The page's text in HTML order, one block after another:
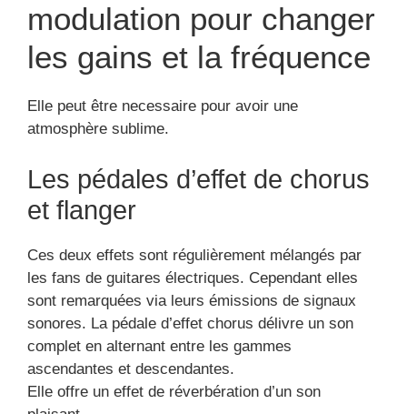
modulation pour changer
les gains et la fréquence
Elle peut être necessaire pour avoir une
atmosphère sublime.
Les pédales d’effet de chorus
et flanger
Ces deux effets sont régulièrement mélangés par
les fans de guitares électriques. Cependant elles
sont remarquées via leurs émissions de signaux
sonores. La pédale d’effet chorus délivre un son
complet en alternant entre les gammes
ascendantes et descendantes.
Elle offre un effet de réverbération d’un son